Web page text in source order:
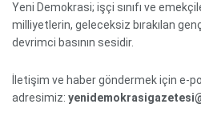
Yeni Demokrasi; işçi sınıfı ve
milliyetlerin, geleceksiz bırakılan
devrimci basının sesidir.
İletişim ve haber göndermek için e-
adresimiz: